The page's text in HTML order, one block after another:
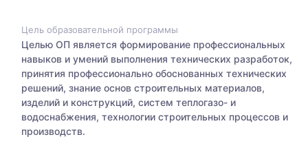
Цель образовательной программы
Целью ОП является формирование профессиональных
навыков и умений выполнения технических разработок,
принятия профессионально обоснованных технических
решений, знание основ строительных материалов,
изделий и конструкций, систем теплогазо- и
водоснабжения, технологии строительных процессов и
производств.